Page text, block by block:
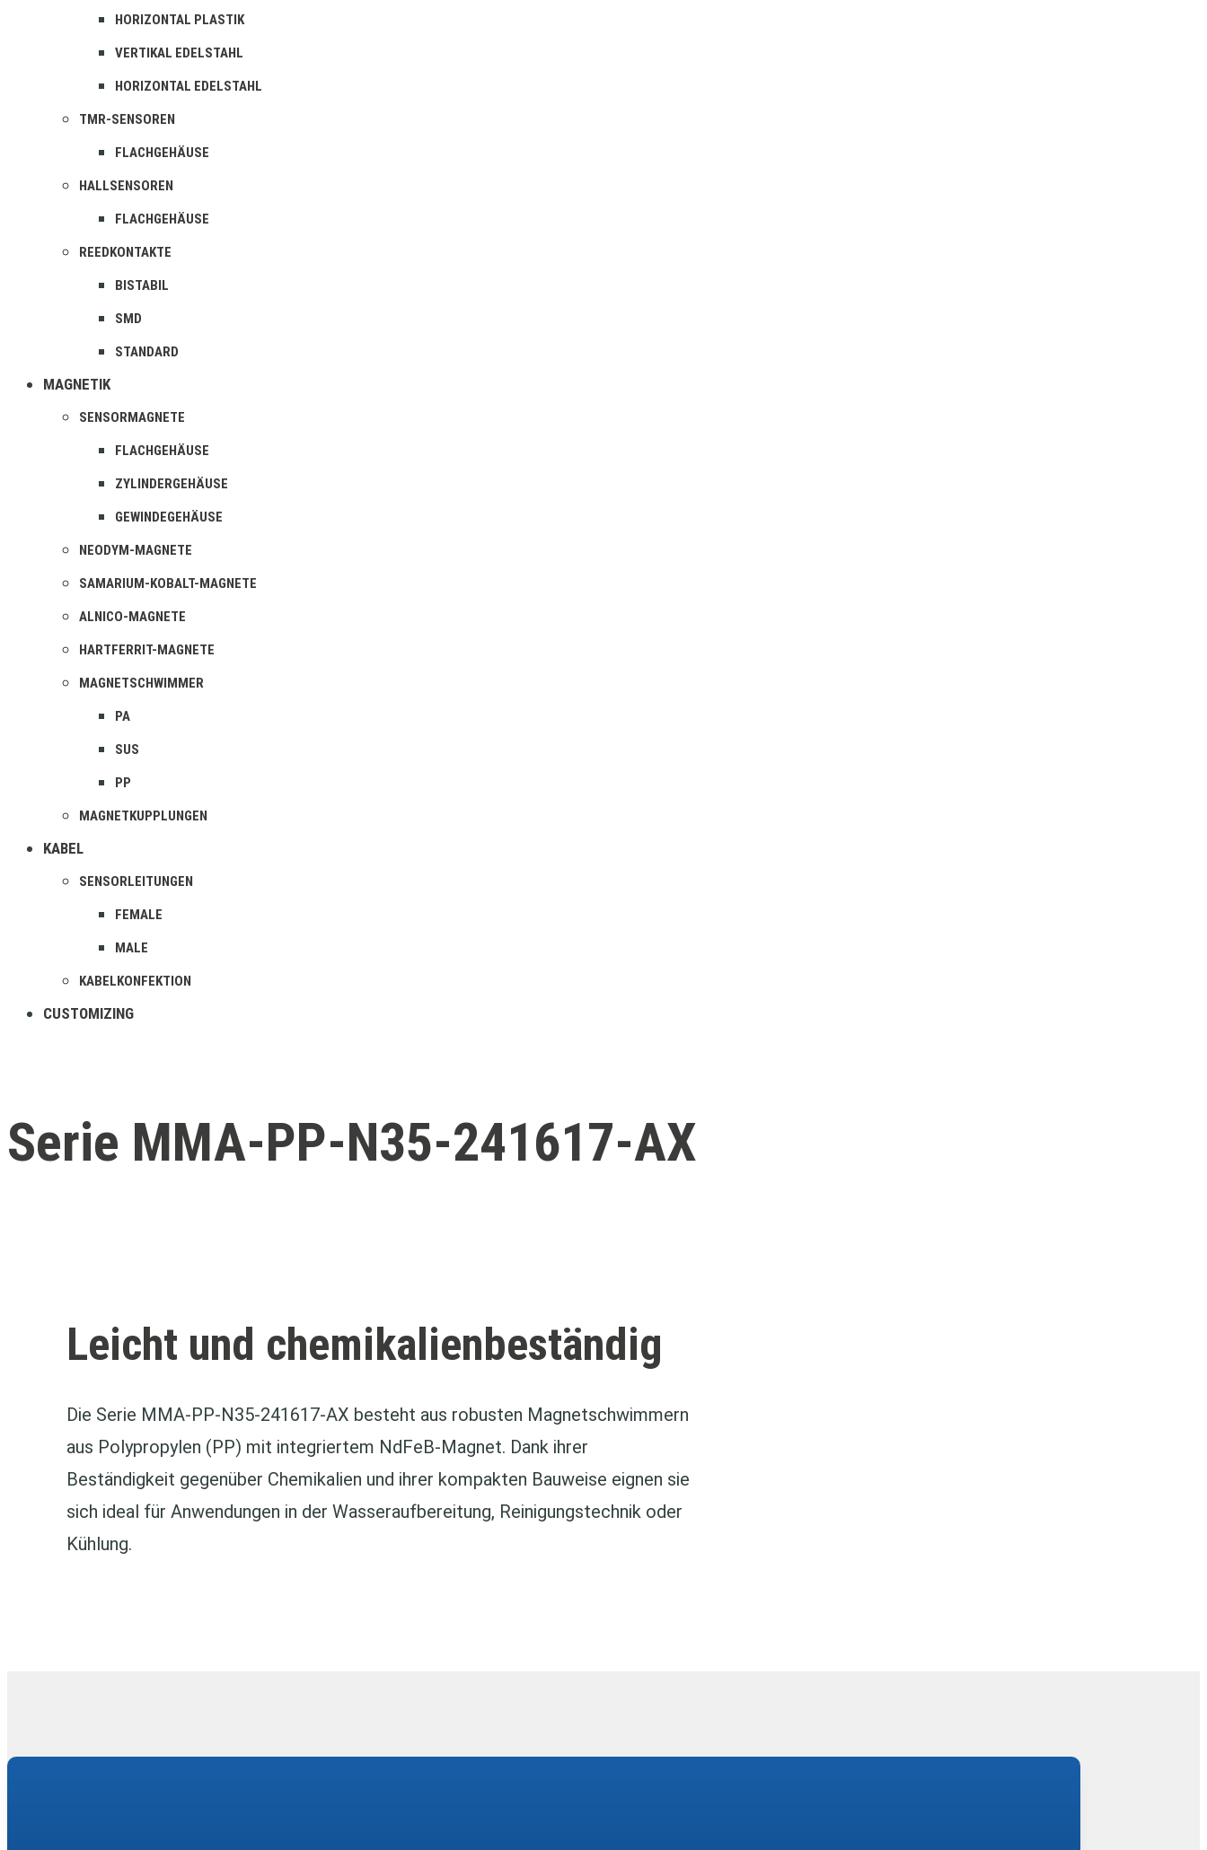
HORIZONTAL PLASTIK
VERTIKAL EDELSTAHL
HORIZONTAL EDELSTAHL
TMR-SENSOREN
FLACHGEHÄUSE
HALLSENSOREN
FLACHGEHÄUSE
REEDKONTAKTE
BISTABIL
SMD
STANDARD
MAGNETIK
SENSORMAGNETE
FLACHGEHÄUSE
ZYLINDERGEHÄUSE
GEWINDEGEHÄUSE
NEODYM-MAGNETE
SAMARIUM-KOBALT-MAGNETE
ALNICO-MAGNETE
HARTFERRIT-MAGNETE
MAGNETSCHWIMMER
PA
SUS
PP
MAGNETKUPPLUNGEN
KABEL
SENSORLEITUNGEN
FEMALE
MALE
KABELKONFEKTION
CUSTOMIZING
Serie MMA-PP-N35-241617-AX
Leicht und chemikalienbeständig
Die Serie MMA‑PP‑N35‑241617‑AX besteht aus robusten Magnetschwimmern
aus Polypropylen (PP) mit integriertem NdFeB-Magnet. Dank ihrer
Beständigkeit gegenüber Chemikalien und ihrer kompakten Bauweise eignen sie
sich ideal für Anwendungen in der Wasseraufbereitung, Reinigungstechnik oder
Kühlung.